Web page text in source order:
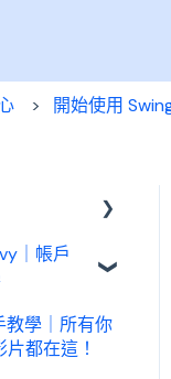
開始使用
｜帳戶
教學｜所有你
都在這！